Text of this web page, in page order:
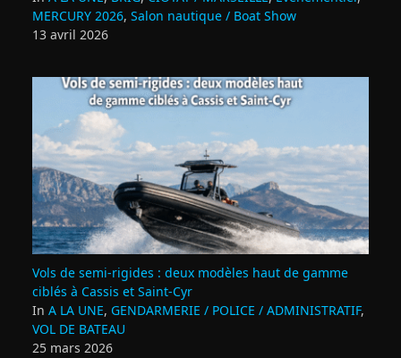
MERCURY 2026, Salon nautique / Boat Show
13 avril 2026
Vols de semi‑rigides : deux modèles haut de gamme
ciblés à Cassis et Saint‑Cyr
In A LA UNE, GENDARMERIE / POLICE / ADMINISTRATIF,
VOL DE BATEAU
25 mars 2026